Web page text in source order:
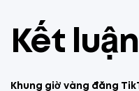
Kết luận
Khung giờ vàng đăng